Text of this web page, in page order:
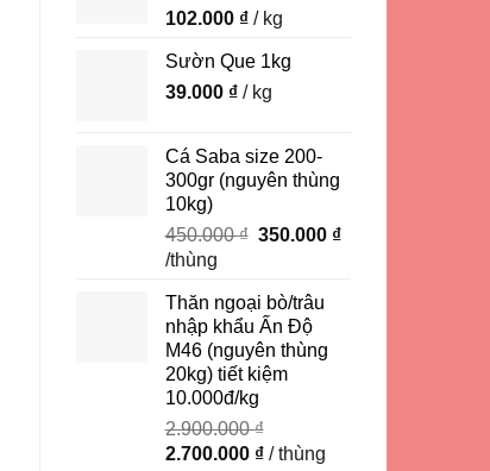
102.000 ₫/ kg
Sườn Que 1kg
39.000 ₫/ kg
Cá Saba size 200-
300gr (nguyên thùng
10kg)
450.000₫ Giá
450.000 ₫.
350.000 ₫Giá
/thùng
Thăn ngoại bò/trâu
nhập khẩu Ấn Độ
M46 (nguyên thùng
20kg) tiết kiệm
10.000đ/kg
2.900.000₫
Giá
2.700.000 ₫Giá
/ thùng